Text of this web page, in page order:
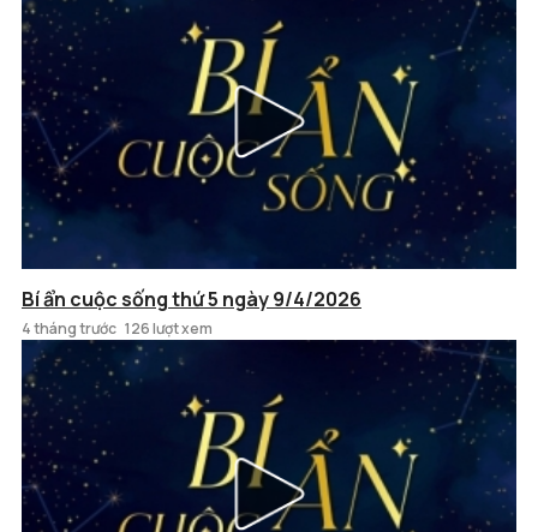
Bí ẩn cuộc sống thứ 5 ngày 9/4/2026
4 tháng trước 126 lượt xem